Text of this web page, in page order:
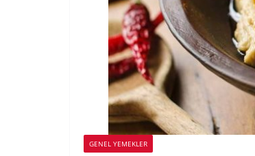
GENEL YEMEKLER